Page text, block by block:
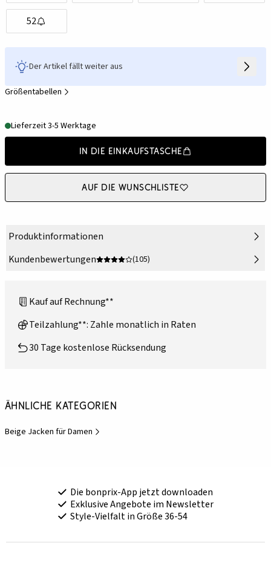
52
Der Artikel fällt weiter aus
Größentabellen
Lieferzeit 3-5 Werktage
In die Einkaufstasche
Auf die Wunschliste
Produktinformationen
Kundenbewertungen
(105)
Kauf auf Rechnung**
Teilzahlung**: Zahle monatlich in Raten
30 Tage kostenlose Rücksendung
Ähnliche Kategorien
Beige Jacken für Damen
Die bonprix-App jetzt downloaden
Exklusive Angebote im Newsletter
Style-Vielfalt in Größe 36-54